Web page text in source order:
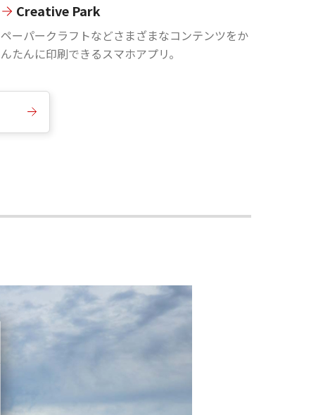
Creative Park
ペーパークラフトなどさまざまなコンテンツをか
んたんに印刷できるスマホアプリ。